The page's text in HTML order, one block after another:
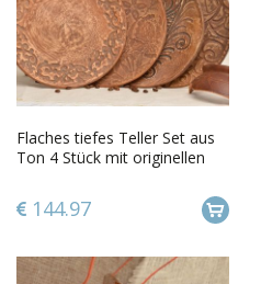
Flaches tiefes Teller Set aus
Ton 4 Stück mit originellen
144.97